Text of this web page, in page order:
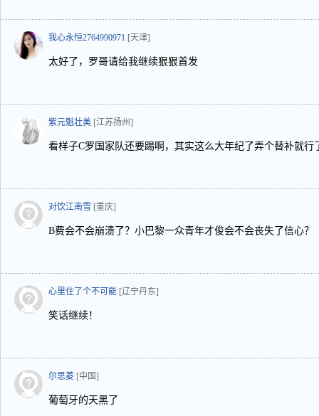
我心永恒2764990971 [天津]
太好了，罗哥请给我继续狠狠首发
紫元魁壮美 [江苏扬州]
看样子C罗国家队还要踢啊，其实这么大年纪了弄个替补就行
对饮江南雪 [重庆]
B费会不会崩溃了？小巴黎一众青年才俊会不会丧失了信心？
心里住了个不可能 [辽宁丹东]
笑话继续！
尔思菱 [中国]
葡萄牙的天黑了